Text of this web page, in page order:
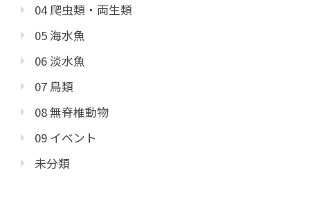
04 爬虫類・両生類
05 海水魚
06 淡水魚
07 鳥類
08 無脊椎動物
09 イベント
未分類